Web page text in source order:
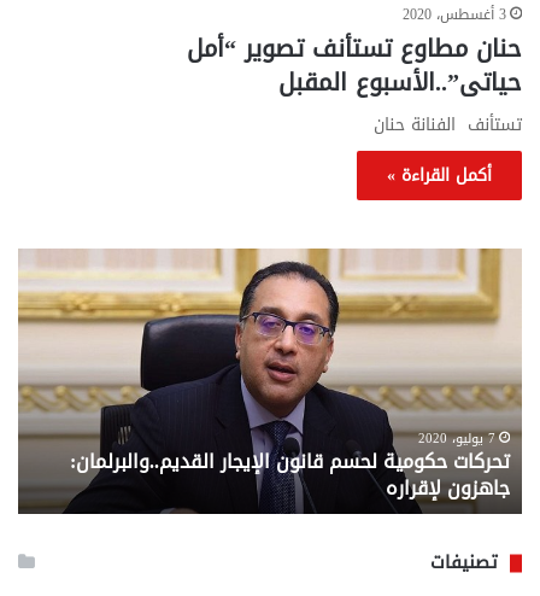
3 أغسطس، 2020
حنان مطاوع تستأنف تصوير “أمل
حياتى”..الأسبوع المقبل
تستأنف الفنانة حنان
أكمل القراءة »
تحركات
حكومية
لحسم
قانون
القديم..والبرلمان:
جاهزون
لإقراره
7 يوليو، 2020
تحركات حكومية لحسم قانون الإيجار القديم..والبرلمان:
جاهزون لإقراره
..
من
تصنيفات